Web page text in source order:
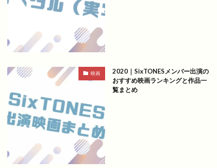
映画
2020｜SixTONESメンバー出演の
おすすめ映画ランキングと作品一
覧まとめ